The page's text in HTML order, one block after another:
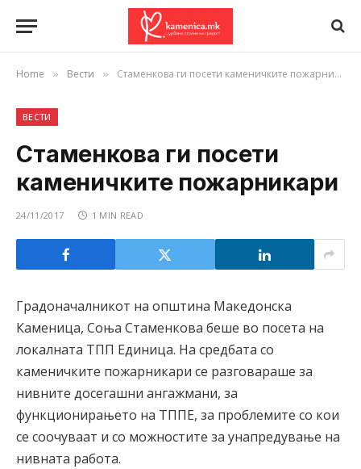
Home » Вести » Стаменкова ги посети каменичките пожарникари
ВЕСТИ
Стаменкова ги посети
каменичките пожарникари
24/11/2017 1 MIN READ
Градоначалникот на општина Македонска
Каменица, Соња Стаменкова беше во посета на
локалната ТПП Единица. На средбата со
каменичките пожарникари се разговараше за
нивните досегашни ангажмани, за
функционирањето на ТППЕ, за проблемите со кои
се соочуваат и со можностите за унапредување на
нивната работа.